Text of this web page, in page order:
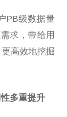
PB级数据量
求，带给用
高效地挖掘
性多重提升